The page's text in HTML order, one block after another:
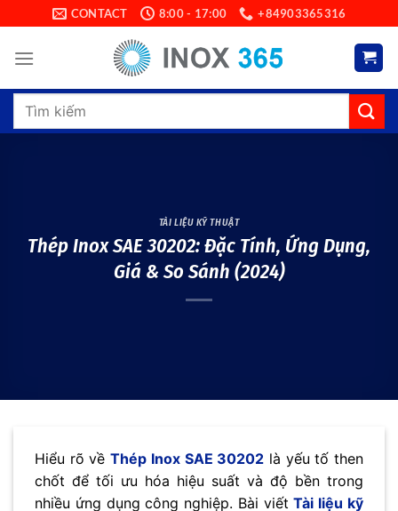
to
content
CONTACT 8:00 - 17:00 +84903365316
Search
TÀI LIỆU KỸ THUẬT
Thép Inox SAE 30202: Đặc Tính, Ứng Dụng,
Giá & So Sánh (2024)
Hiểu rõ vềThép Inox SAE 30202 là yếu tố then
chốt để tối ưu hóa hiệu suất và độ bền trong
nhiều ứng dụng công nghiệp. Bài viếtTài liệu kỹ